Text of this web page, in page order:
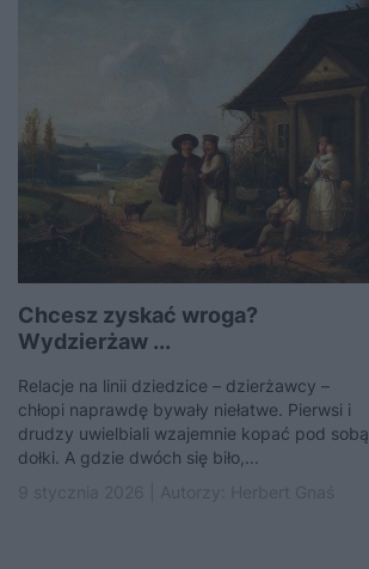
Chcesz zyskać wroga?
Wydzierżaw ...
Relacje na linii dziedzice – dzierżawcy –
chłopi naprawdę bywały niełatwe. Pierwsi i
drudzy uwielbiali wzajemnie kopać pod sobą
dołki. A gdzie dwóch się biło,...